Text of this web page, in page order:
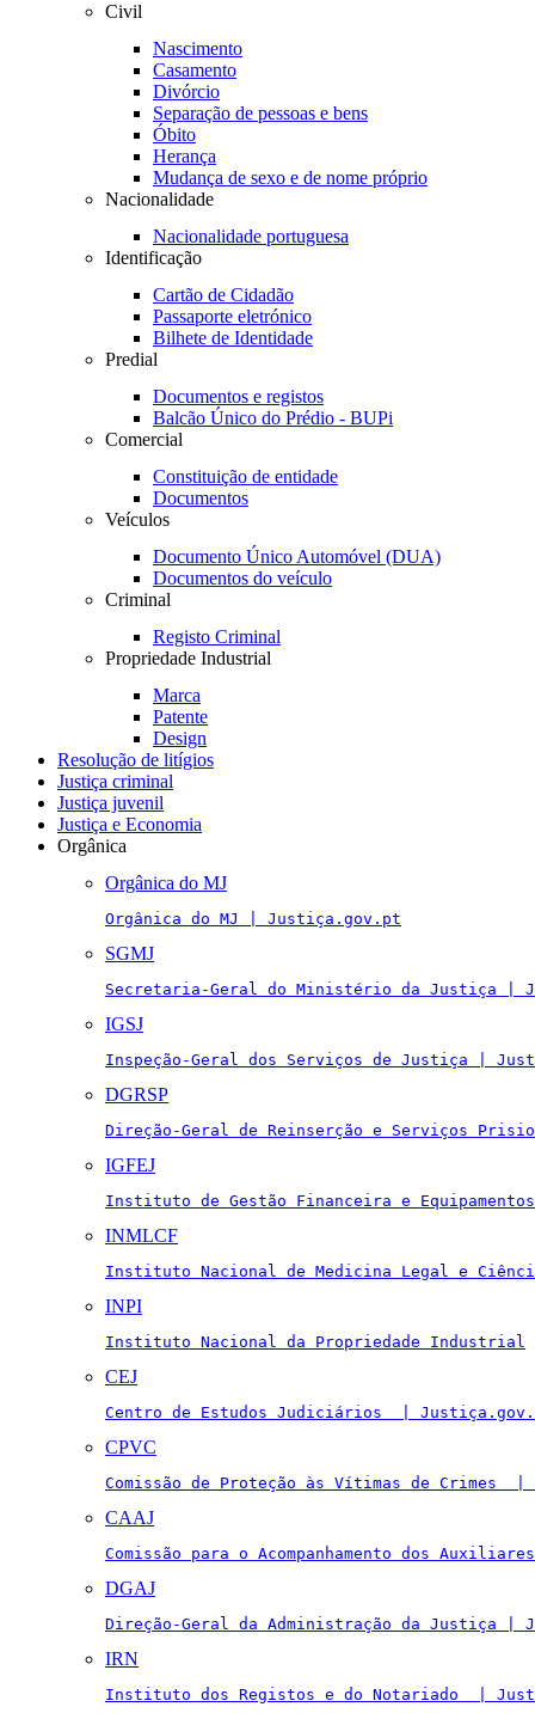
Civil
Nascimento
Casamento
Divórcio
Separação de pessoas e bens
Óbito
Herança
Mudança de sexo e de nome próprio
Nacionalidade
Nacionalidade portuguesa
Identificação
Cartão de Cidadão
Passaporte eletrónico
Bilhete de Identidade
Predial
Documentos e registos
Balcão Único do Prédio - BUPi
Comercial
Constituição de entidade
Documentos
Veículos
Documento Único Automóvel (DUA)
Documentos do veículo
Criminal
Registo Criminal
Propriedade Industrial
Marca
Patente
Design
Resolução de litígios
Justiça criminal
Justiça juvenil
Justiça e Economia
Orgânica
Orgânica do MJ
Orgânica do MJ | Justiça.gov.pt
SGMJ
Secretaria-Geral do Ministério da Justiça |
IGSJ
Inspeção-Geral dos Serviços de Justiça |
DGRSP
Direção-Geral de Reinserção e Serviços
IGFEJ
Instituto de Gestão Financeira e
INMLCF
Instituto Nacional de Medicina Legal e
INPI
Instituto Nacional da Propriedade Industrial
CEJ
Centro de Estudos Judiciários  |
CPVC
Comissão de Proteção às Vítimas de Crimes
CAAJ
Comissão para o Acompanhamento dos
DGAJ
Direção-Geral da Administração da Justiça |
IRN
Instituto dos Registos e do Notariado  |